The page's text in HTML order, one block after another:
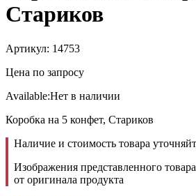
Стариков
Артикул: 14753
Цена по запросу
Available:Нет в наличии
Коробка на 5 конфет, Стариков
Наличие и стоимость товара
Изображения представленного
от оригинала продукта